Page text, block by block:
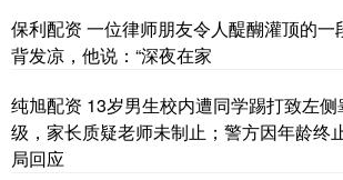
保利配资 一位律师朋友令人醍醐灌顶的一
背发凉，他说：“深夜在家
纯旭配资 13岁男生校内遭同学踢打致左
级，家长质疑老师未制止；警方因年龄终
局回应